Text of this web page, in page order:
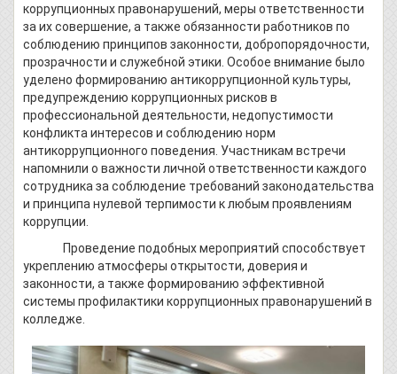
коррупционных правонарушений, меры ответственности
за их совершение, а также обязанности работников по
соблюдению принципов законности, добропорядочности,
прозрачности и служебной этики. Особое внимание было
уделено формированию антикоррупционной культуры,
предупреждению коррупционных рисков в
профессиональной деятельности, недопустимости
конфликта интересов и соблюдению норм
антикоррупционного поведения. Участникам встречи
напомнили о важности личной ответственности каждого
сотрудника за соблюдение требований законодательства
и принципа нулевой терпимости к любым проявлениям
коррупции.
Проведение подобных мероприятий способствует
укреплению атмосферы открытости, доверия и
законности, а также формированию эффективной
системы профилактики коррупционных правонарушений в
колледже.